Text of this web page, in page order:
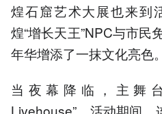
煌石窟艺术大展也来到
煌“增长天王”NPC与市民
年华增添了一抹文化亮色。
当夜幕降临，主舞